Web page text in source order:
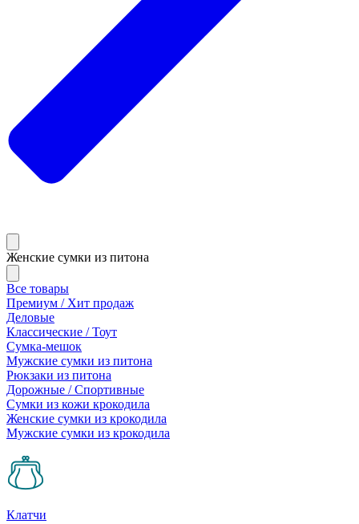
Женские сумки из питона
Все товары
Премиум / Хит продаж
Деловые
Классические / Тоут
Сумка-мешок
Мужские сумки из питона
Рюкзаки из питона
Дорожные / Спортивные
Сумки из кожи крокодила
Женские сумки из крокодила
Мужские сумки из крокодила
Клатчи